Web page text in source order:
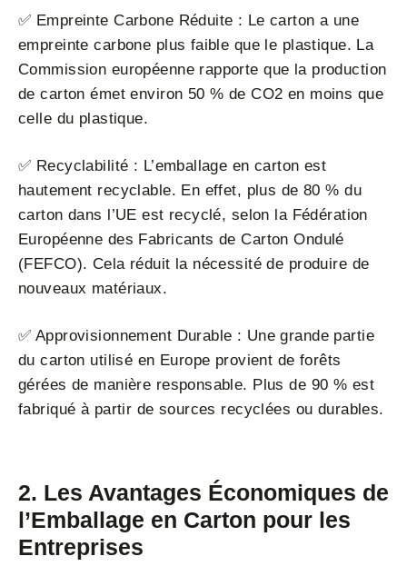
✅ Empreinte Carbone Réduite : Le carton a une
empreinte carbone plus faible que le plastique. La
Commission européenne rapporte que la production
de carton émet environ 50 % de CO2 en moins que
celle du plastique.
✅ Recyclabilité : L’emballage en carton est
hautement recyclable. En effet, plus de 80 % du
carton dans l’UE est recyclé, selon la Fédération
Européenne des Fabricants de Carton Ondulé
(FEFCO). Cela réduit la nécessité de produire de
nouveaux matériaux.
✅ Approvisionnement Durable : Une grande partie
du carton utilisé en Europe provient de forêts
gérées de manière responsable. Plus de 90 % est
fabriqué à partir de sources recyclées ou durables.
2. Les Avantages Économiques de
l’Emballage en Carton pour les
Entreprises